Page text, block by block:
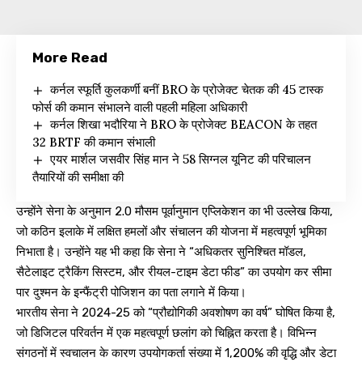
More Read
कर्नल स्फूर्ति कुलकर्णी बनीं BRO के प्रोजेक्ट चेतक की 45 टास्क
फोर्स की कमान संभालने वाली पहली महिला अधिकारी
कर्नल शिखा भदौरिया ने BRO के प्रोजेक्ट BEACON के तहत
32 BRTF की कमान संभाली
एयर मार्शल जसवीर सिंह मान ने 58 सिग्नल यूनिट की परिचालन
तैयारियों की समीक्षा की
उन्होंने सेना के अनुमान 2.0 मौसम पूर्वानुमान एप्लिकेशन का भी उल्लेख किया,
जो कठिन इलाके में लक्षित हमलों और संचालन की योजना में महत्वपूर्ण भूमिका
निभाता है। उन्होंने यह भी कहा कि सेना ने “अधिकतर सुनिश्चित मॉडल,
सैटेलाइट ट्रैकिंग सिस्टम, और रीयल-टाइम डेटा फीड” का उपयोग कर सीमा
पार दुश्मन के इन्फैंट्री पोजिशन का पता लगाने में किया।
भारतीय सेना ने 2024-25 को “प्रौद्योगिकी अवशोषण का वर्ष” घोषित किया है,
जो डिजिटल परिवर्तन में एक महत्वपूर्ण छलांग को चिह्नित करता है। विभिन्न
संगठनों में स्वचालन के कारण उपयोगकर्ता संख्या में 1,200% की वृद्धि और डेटा